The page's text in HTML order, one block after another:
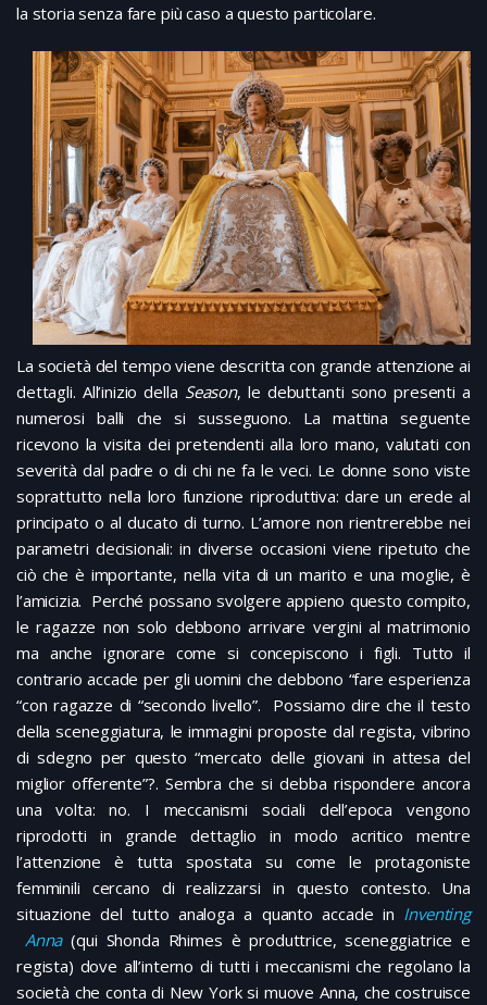
la storia senza fare più caso a questo particolare.
La società del tempo viene descritta con grande attenzione ai
dettagli. All’inizio della Season, le debuttanti sono presenti a
numerosi balli che si susseguono. La mattina seguente
ricevono la visita dei pretendenti alla loro mano, valutati con
severità dal padre o di chi ne fa le veci. Le donne sono viste
soprattutto nella loro funzione riproduttiva: dare un erede al
principato o al ducato di turno. L’amore non rientrerebbe nei
parametri decisionali: in diverse occasioni viene ripetuto che
ciò che è importante, nella vita di un marito e una moglie, è
l’amicizia. Perché possano svolgere appieno questo compito,
le ragazze non solo debbono arrivare vergini al matrimonio
ma anche ignorare come si concepiscono i figli. Tutto il
contrario accade per gli uomini che debbono “fare esperienza
“con ragazze di “secondo livello”. Possiamo dire che il testo
della sceneggiatura, le immagini proposte dal regista, vibrino
di sdegno per questo “mercato delle giovani in attesa del
miglior offerente”?. Sembra che si debba rispondere ancora
una volta: no. I meccanismi sociali dell’epoca vengono
riprodotti in grande dettaglio in modo acritico mentre
l’attenzione è tutta spostata su come le protagoniste
femminili cercano di realizzarsi in questo contesto. Una
situazione del tutto analoga a quanto accade in Inventing
Anna(qui Shonda Rhimes è produttrice, sceneggiatrice e
regista) dove all’interno di tutti i meccanismi che regolano la
società che conta di New York si muove Anna, che costruisce